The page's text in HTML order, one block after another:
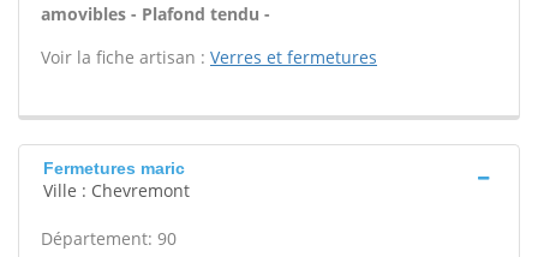
amovibles - Plafond tendu -
Voir la fiche artisan : Verres et fermetures
Fermetures maric
Ville : Chevremont
Département: 90